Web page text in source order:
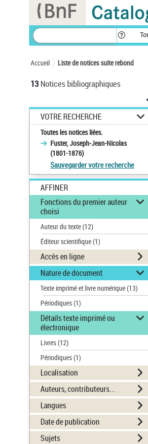
Accueil Liste de notices suite rebond
13 Notices bibliographiques
VOTRE RECHERCHE
Toutes les notices liées.
Fuster, Joseph-Jean-Nicolas
(1801-1876)
Sauvegarder votre recherche
AFFINER
Fonctions du premier auteur
choisi
Auteur du texte(12)
Éditeur scientifique(1)
Accès en ligne
Nature de document
Texte imprimé et livre numérique(13)
Périodiques(1)
Détails texte imprimé ou
électronique
Livres(12)
Périodiques(1)
Localisation
Auteurs, contributeurs...
Langues
Date de publication
Sujets
Panneau de gestion des cookies